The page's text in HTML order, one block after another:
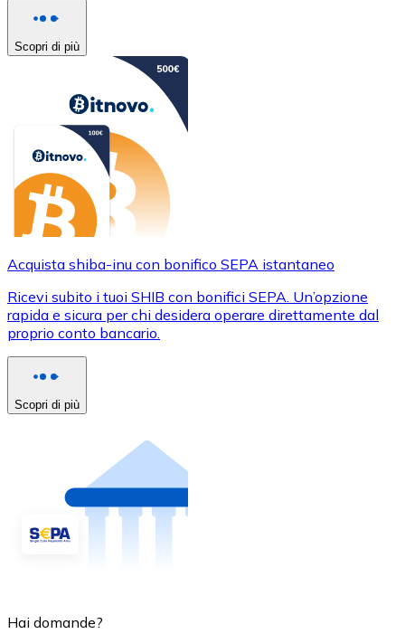
Scopri di più
Acquista shiba-inu con bonifico SEPA istantaneo
Ricevi subito i tuoi SHIB con bonifici SEPA. Un’opzione
rapida e sicura per chi desidera operare direttamente dal
proprio conto bancario.
Scopri di più
Hai domande?